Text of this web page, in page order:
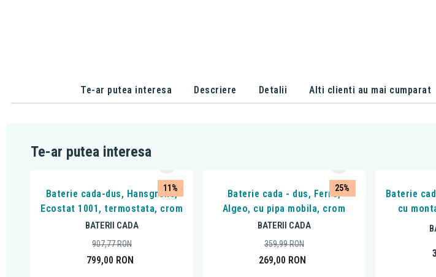
Te-ar putea interesa Descriere Detalii Alti clienti au mai cumparat
Te-ar putea interesa
11%
Baterie cada-dus, Hansgrohe,
Ecostat 1001, termostata, crom
BATERII CADA
799,00 RON
907,77RON
25%
Baterie cada - dus, Ferro,
Algeo, cu pipa mobila, crom
BATERII CADA
269,00 RON
359,99RON
Baterie
cu